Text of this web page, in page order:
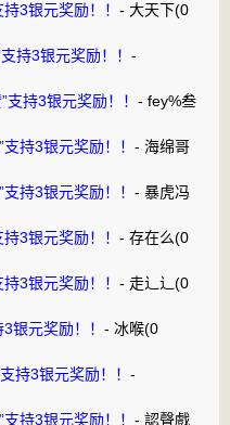
3银元奖励！！ - 大天下(0
持3银元奖励！！ -
持3银元奖励！！ - fey%叁
持3银元奖励！！ - 海绵哥
持3银元奖励！！ - 暴虎冯
3银元奖励！！ - 存在么(0
3银元奖励！！ - 走辶辶(0
银元奖励！！ - 冰喉(0
持3银元奖励！！ -
持3银元奖励！！ - 認聲戲